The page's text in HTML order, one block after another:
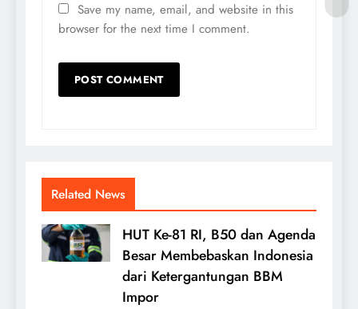
Save my name, email, and website in this
browser for the next time I comment.
Related News
HUT Ke-81 RI, B50 dan Agenda
Besar Membebaskan Indonesia
dari Ketergantungan BBM
Impor